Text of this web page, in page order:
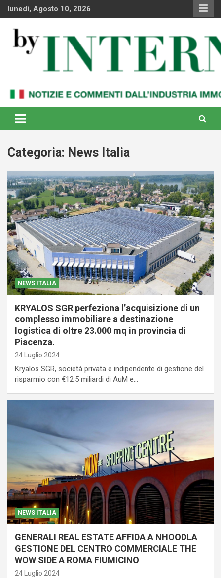
Skiplunedì, Agosto 10, 2026
By Internews
internazionale
Categoria: News Italia
NEWS ITALIA
KRYALOS SGR perfeziona l’acquisizione di un
complesso immobiliare a destinazione
logistica di oltre 23.000 mq in provincia di
Piacenza.
24 Luglio 2024
Kryalos SGR, società privata e indipendente di gestione del
risparmio con €12.5 miliardi di AuM e…
NEWS ITALIA
GENERALI REAL ESTATE AFFIDA A NHOODLA
GESTIONE DEL CENTRO COMMERCIALE THE
WOW SIDE A ROMA FIUMICINO
24 Luglio 2024